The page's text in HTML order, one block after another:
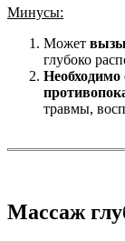
Мину​сы:
Может
глубоко
травмы,
Массаж